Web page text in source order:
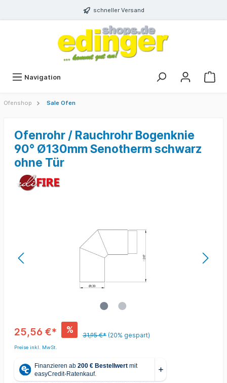
schneller Versand
Navigation
Ofenshop Sale Ofen
Ofenrohr / Rauchrohr Bogenknie
90° Ø130mm Senotherm schwarz
ohne Tür
25,56 €* %
31,95 €* (20% gespart)
Preise inkl. MwSt.